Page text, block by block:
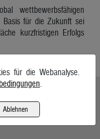
wettbewerbsfähigen
Basis für die Zukunft sei
kurzfristigen Erfolgs
für die Webanalyse.
Ablehnen